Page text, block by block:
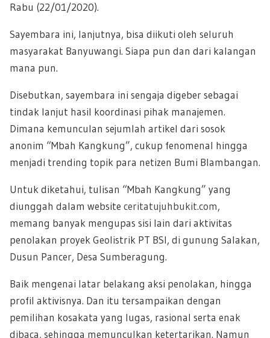
Rabu (22/01/2020).
Sayembara ini, lanjutnya, bisa diikuti oleh seluruh
masyarakat Banyuwangi. Siapa pun dan dari kalangan
mana pun.
Disebutkan, sayembara ini sengaja digeber sebagai
tindak lanjut hasil koordinasi pihak manajemen.
Dimana kemunculan sejumlah artikel dari sosok
anonim “Mbah Kangkung”, cukup fenomenal hingga
menjadi trending topik para netizen Bumi Blambangan.
Untuk diketahui, tulisan “Mbah Kangkung” yang
diunggah dalam website ceritatujuhbukit.com,
memang banyak mengupas sisi lain dari aktivitas
penolakan proyek Geolistrik PT BSI, di gunung Salakan,
Dusun Pancer, Desa Sumberagung.
Baik mengenai latar belakang aksi penolakan, hingga
profil aktivisnya. Dan itu tersampaikan dengan
pemilihan kosakata yang lugas, rasional serta enak
dibaca, sehingga memunculkan ketertarikan. Namun